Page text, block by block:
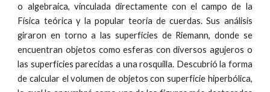
o algebraica, vinculada directamente con el campo de la
Física teórica y la popular teoría de cuerdas. Sus análisis
giraron en torno a las superficies de Riemann, donde se
encuentran objetos como esferas con diversos agujeros o
las superficies parecidas a una rosquilla. Descubrió la forma
de calcular el volumen de objetos con superficie hiperbólica,